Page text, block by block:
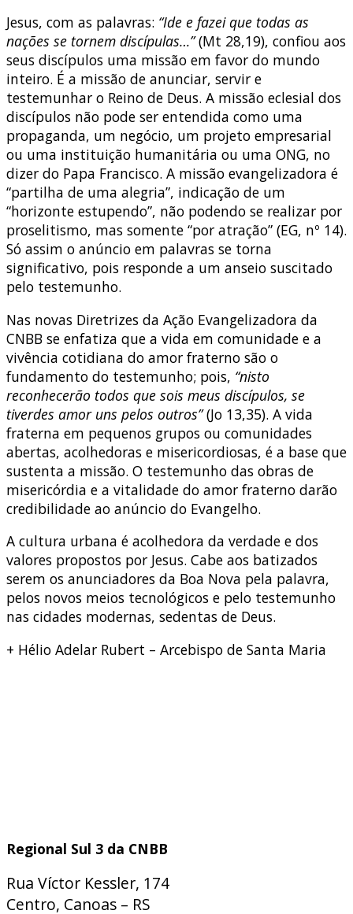
Jesus, com as palavras: “Ide e fazei que todas as
nações se tornem discípulas…”(Mt 28,19), confiou aos
seus discípulos uma missão em favor do mundo
inteiro. É a missão de anunciar, servir e
testemunhar o Reino de Deus. A missão eclesial dos
discípulos não pode ser entendida como uma
propaganda, um negócio, um projeto empresarial
ou uma instituição humanitária ou uma ONG, no
dizer do Papa Francisco. A missão evangelizadora é
“partilha de uma alegria”, indicação de um
“horizonte estupendo”, não podendo se realizar por
proselitismo, mas somente “por atração” (EG, nº 14).
Só assim o anúncio em palavras se torna
significativo, pois responde a um anseio suscitado
pelo testemunho.
Nas novas Diretrizes da Ação Evangelizadora da
CNBB se enfatiza que a vida em comunidade e a
vivência cotidiana do amor fraterno são o
fundamento do testemunho; pois, “nisto
reconhecerão todos que sois meus discípulos, se
tiverdes amor uns pelos outros”(Jo 13,35). A vida
fraterna em pequenos grupos ou comunidades
abertas, acolhedoras e misericordiosas, é a base que
sustenta a missão. O testemunho das obras de
misericórdia e a vitalidade do amor fraterno darão
credibilidade ao anúncio do Evangelho.
A cultura urbana é acolhedora da verdade e dos
valores propostos por Jesus. Cabe aos batizados
serem os anunciadores da Boa Nova pela palavra,
pelos novos meios tecnológicos e pelo testemunho
nas cidades modernas, sedentas de Deus.
+ Hélio Adelar Rubert – Arcebispo de Santa Maria
Regional Sul 3 da CNBB
Rua Víctor Kessler, 174
Centro, Canoas – RS